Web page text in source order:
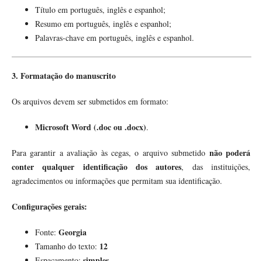
Título em português, inglês e espanhol;
Resumo em português, inglês e espanhol;
Palavras-chave em português, inglês e espanhol.
3. Formatação do manuscrito
Os arquivos devem ser submetidos em formato:
Microsoft Word (.doc ou .docx).
Para garantir a avaliação às cegas, o arquivo submetido não poderá
conter qualquer identificação dos autores, das instituições,
agradecimentos ou informações que permitam sua identificação.
Configurações gerais:
Fonte: Georgia
Tamanho do texto: 12